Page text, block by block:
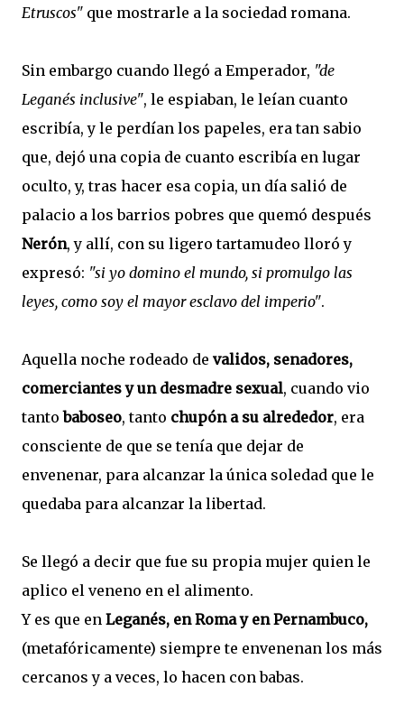
Etruscos" que mostrarle a la sociedad romana.
Sin embargo cuando llegó a Emperador, "de
Leganés inclusive", le espiaban, le leían cuanto
escribía, y le perdían los papeles, era tan sabio
que, dejó una copia de cuanto escribía en lugar
oculto, y, tras hacer esa copia, un día salió de
palacio a los barrios pobres que quemó después
Nerón, y allí, con su ligero tartamudeo lloró y
expresó: "si yo domino el mundo, si promulgo las
leyes, como soy el mayor esclavo del imperio".
Aquella noche rodeado de validos, senadores,
comerciantes y un desmadre sexual, cuando vio
tantobaboseo, tanto chupón a su alrededor, era
consciente de que se tenía que dejar de
envenenar, para alcanzar la única soledad que le
quedaba para alcanzar la libertad.
Se llegó a decir que fue su propia mujer quien le
aplico el veneno en el alimento.
Y es que en Leganés, en Roma y en Pernambuco,
(metafóricamente) siempre te envenenan los más
cercanos y a veces, lo hacen con babas.